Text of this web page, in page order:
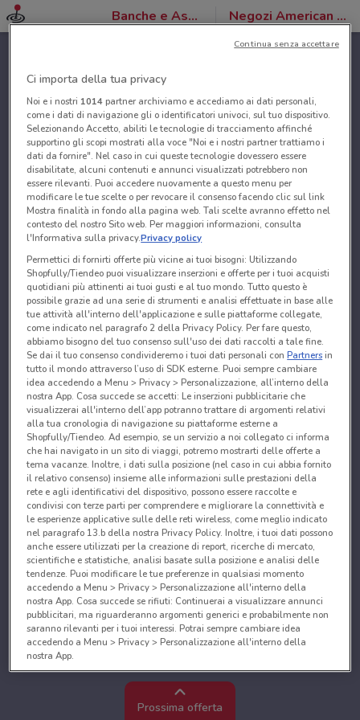
Banche e Assicurazioni Negozi American Express
Prossima offerta
Ci importa della tua privacy
Noi e i nostri 1014partner archiviamo e accediamo ai dati personali,
come i dati di navigazione gli o identificatori univoci, sul tuo dispositivo.
Selezionando Accetto, abiliti le tecnologie di tracciamento affinché
supportino gli scopi mostrati alla voce "Noi e i nostri partner trattiamo i
dati da fornire". Nel caso in cui queste tecnologie dovessero essere
disabilitate, alcuni contenuti e annunci visualizzati potrebbero non
essere rilevanti. Puoi accedere nuovamente a questo menu per
modificare le tue scelte o per revocare il consenso facendo clic sul link
Mostra finalità in fondo alla pagina web. Tali scelte avranno effetto nel
contesto del nostro Sito web. Per maggiori informazioni, consulta
l'Informativa sulla privacy.Privacy policy
Permettici di fornirti offerte più vicine ai tuoi bisogni: Utilizzando
Shopfully/Tiendeo puoi visualizzare inserzioni e offerte per i tuoi acquisti
quotidiani più attinenti ai tuoi gusti e al tuo mondo. Tutto questo è
possibile grazie ad una serie di strumenti e analisi effettuate in base alle
tue attività all'interno dell'applicazione e sulle piattaforme collegate,
come indicato nel paragrafo 2 della Privacy Policy. Per fare questo,
abbiamo bisogno del tuo consenso sull'uso dei dati raccolti a tale fine.
Se dai il tuo consenso condivideremo i tuoi dati personali conPartnersin
tutto il mondo attraverso l’uso di SDK esterne. Puoi sempre cambiare
idea accedendo a Menu > Privacy > Personalizzazione, all’interno della
nostra App. Cosa succede se accetti: Le inserzioni pubblicitarie che
visualizzerai all'interno dell’app potranno trattare di argomenti relativi
alla tua cronologia di navigazione su piattaforme esterne a
Shopfully/Tiendeo. Ad esempio, se un servizio a noi collegato ci informa
che hai navigato in un sito di viaggi, potremo mostrarti delle offerte a
tema vacanze. Inoltre, i dati sulla posizione (nel caso in cui abbia fornito
il relativo consenso) insieme alle informazioni sulle prestazioni della
rete e agli identificativi del dispositivo, possono essere raccolte e
condivisi con terze parti per comprendere e migliorare la connettività e
le esperienze applicative sulle delle reti wireless, come meglio indicato
nel paragrafo 13.b della nostra Privacy Policy. Inoltre, i tuoi dati possono
anche essere utilizzati per la creazione di report, ricerche di mercato,
scientifiche e statistiche, analisi basate sulla posizione e analisi delle
tendenze. Puoi modificare le tue preferenze in qualsiasi momento
accedendo a Menu > Privacy > Personalizzazione all'interno della
nostra App. Cosa succede se rifiuti: Continuerai a visualizzare annunci
pubblicitari, ma riguarderanno argomenti generici e probabilmente non
saranno rilevanti per i tuoi interessi. Potrai sempre cambiare idea
accedendo a Menu > Privacy > Personalizzazione all'interno della
nostra App.
Noi e i nostri partner trattiamo i dati per fornire:
Utilizzare dati di geolocalizzazione precisi. Scansione attiva delle
caratteristiche del dispositivo ai fini dell’identificazione. Archiviare
Continua senza accettare